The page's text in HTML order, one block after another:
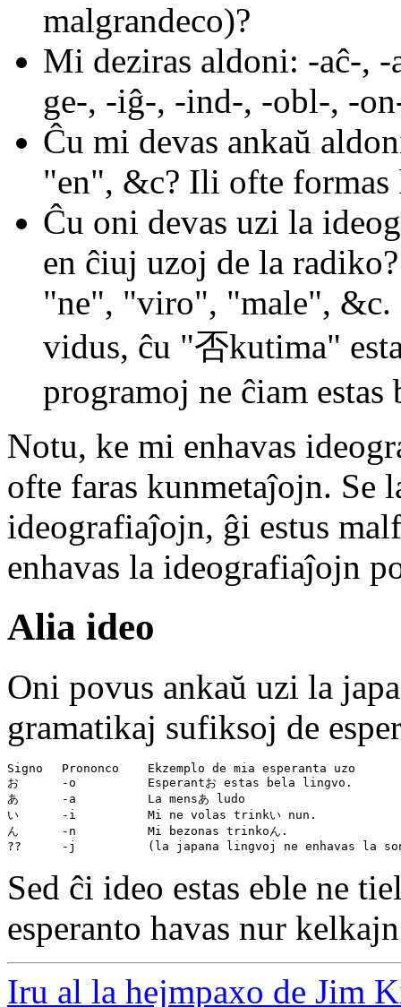
malgrandeco)?
Mi deziras aldoni: -aĉ-,
ge-, -iĝ-, -ind-, -obl-, -
Ĉu mi devas ankaŭ
"en", &c? Ili ofte formas
Ĉu oni devas uzi la
en ĉiuj uzoj de la
"ne", "viro", "male", &c.
vidus, ĉu "否kutima"
programoj ne ĉiam estas
Notu, ke mi enhavas
ofte faras kunmetaĵojn. Se
ideografiaĵojn, ĝi estus
enhavas la ideografiaĵojn
Alia ideo
Oni povus ankaŭ uzi la
gramatikaj sufiksoj de
Signo 　Prononco    Ekzemplo de mia esperanta uzo
お      -o          Esperantお estas bela lingvo.
あ      -a          La mensあ ludo
い      -i          Mi ne volas trinkい nun.
ん      -n          Mi bezonas trinkoん.
Sed ĉi ideo estas eble ne
esperanto havas nur
Iru al la hejmpaxo de Jim